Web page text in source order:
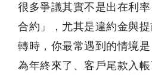
很多爭議其實不是出在利
合約」，尤其是違約金與
轉時，你最常遇到的情境
為年終來了、客戶尾款入